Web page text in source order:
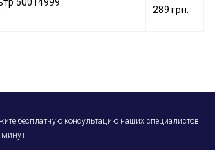
289 грн.
бесплатную консультацию наших специалистов.